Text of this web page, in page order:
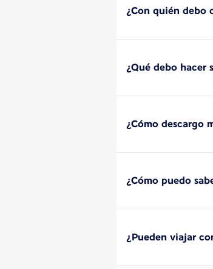
¿Con quién debo
¿Qué debo hacer
¿Cómo descargo
¿Cómo puedo
¿Pueden viajar